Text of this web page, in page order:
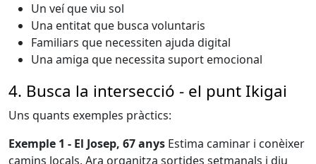
Un veí que viu sol
Una entitat que busca voluntaris
Familiars que necessiten ajuda digital
Una amiga que necessita suport emocional
4. Busca la intersecció - el punt Ikigai
Uns quants exemples pràctics:
Exemple 1 - El Josep, 67 anys Estima caminar i conèixer
camins locals. Ara organitza sortides setmanals i diu